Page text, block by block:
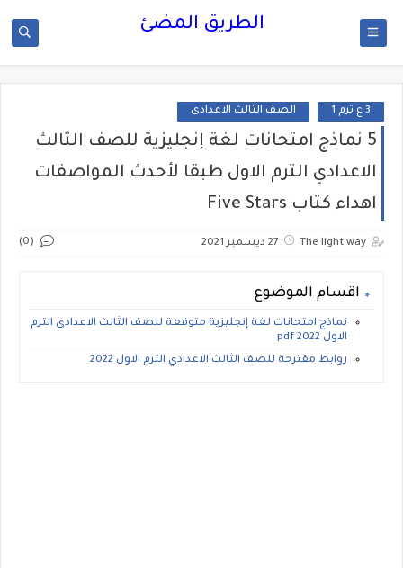
الطريق المضئ
3 ع ترم 1 الصف الثالث الاعدادى
5 نماذج امتحانات لغة إنجليزية للصف الثالث
الاعدادي الترم الاول طبقا لأحدث المواصفات
اهداء كتاب Five Stars
The light way 27 ديسمبر 2021 (0)
اقسام الموضوع
نماذج امتحانات لغة إنجليزية متوقعة للصف الثالث الاعدادي الترم
الاول pdf 2022
روابط مقترحة للصف الثالث الاعدادي الترم الاول 2022